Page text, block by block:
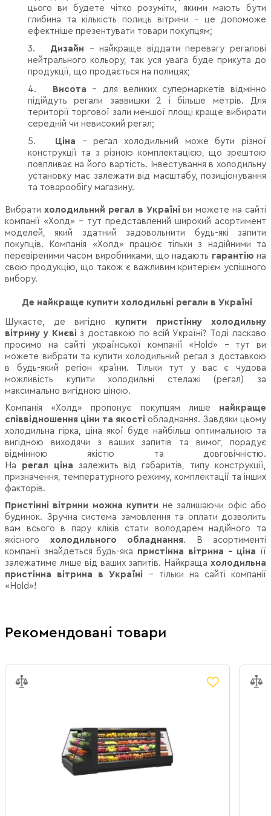
цього ви будете чітко розуміти, якими мають бути
глибина та кількість полиць вітрини – це допоможе
ефектніше презентувати товари покупцям;
3.
Дизайн – найкраще віддати перевагу регалові
нейтрального кольору, так уся увага буде прикута до
продукції, що продається на полицях;
4.
Висота – для великих супермаркетів відмінно
підійдуть регали заввишки 2 і більше метрів. Для
території торгової зали меншої площі краще вибирати
середній чи невисокий регал;
5.
Ціна – регал холодильний може бути різної
конструкції та з різною комплектацією, що зрештою
повпливає на його вартість. Інвестування в холодильну
установку має залежати від масштабу, позиціонування
та товарообігу магазину.
Вибрати холодильний регал в Україніви можете на сайті
компанії «Холд» - тут представлений широкий асортимент
моделей, який здатний задовольнити будь-які запити
покупців. Компанія «Холд» працює тільки з надійними та
перевіреними часом виробниками, що надають гарантію на
свою продукцію, що також є важливим критерієм успішного
вибору.
Де найкраще купити холодильні регали в Україні
Шукаєте, де вигідно купити пристінну холодильну
вітрину у Києві з доставкою по всій Україні? Тоді ласкаво
просимо на сайті української компанії «Hold» - тут ви
можете вибрати та купити холодильний регал з доставкою
в будь-який регіон країни. Тільки тут у вас є чудова
можливість купити холодильні стелажі (регал) за
максимально вигідною ціною.
Компанія «Холд» пропонує покупцям лише найкраще
співвідношення ціни та якості обладнання. Завдяки цьому
холодильна гірка, ціна якої буде найбільш оптимальною та
вигідною виходячи з ваших запитів та вимог, порадує
відмінною якістю та довговічністю.
На регал ціна залежить від габаритів, типу конструкції,
призначення, температурного режиму, комплектації та інших
факторів.
Пристінні вітрини можна купити не залишаючи офіс або
будинок. Зручна система замовлення та оплати дозволить
вам всього в пару кліків стати володарем надійного та
якісного холодильного обладнання. В асортименті
компанії знайдеться будь-яка пристінна вітрина - ціна її
залежатиме лише від ваших запитів. Найкраща холодильна
пристінна вітрина в Україні – тільки на сайті компанії
«Hold»!
Рекомендовані товари